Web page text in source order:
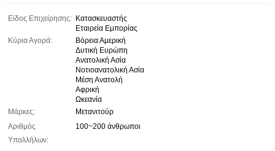
Είδος Επιχείρησης: Κατασκευαστής
Εταιρεία Εμπορίας
Κύρια Αγορά:
Βόρεια Αμερική
Δυτική Ευρώπη
Ανατολική Ασία
Νοτιοανατολική Ασία
Μέση Ανατολή
Αφρική
Ωκεανία
Μάρκες:
Μετανιτούρ
Αριθμός
Υπαλλήλων:
100~200 άνθρωποι